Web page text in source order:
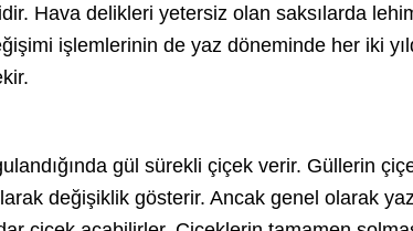
Hava delikleri yetersiz olan saksılarda
işlemlerinin de yaz döneminde her iki
gül sürekli çiçek verir. Güllerin
değişiklik gösterir. Ancak genel olarak